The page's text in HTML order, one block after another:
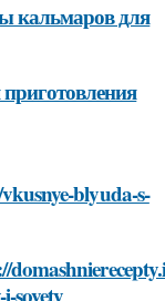
кальмаров для
blyuda-s-
sovety